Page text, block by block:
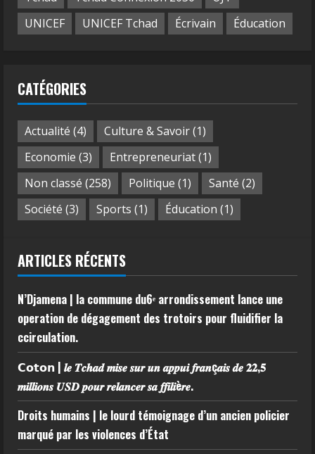
UNICEF
UNICEF Tchad Écrivain Éducation
CATÉGORIES
Actualité (4) Culture & Savoir(1)
Economie (3) Entrepreneuriat(1)
Non classé (258) Politique (1) Santé (2)
Société (3) Sports (1) Éducation (1)
ARTICLES RÉCENTS
N’Djamena | la commune du6ᵉ arrondissement lance une
operation de dégagement des trotoirs pour fluidifier la
ccirculation.
𝗖𝗼𝘁𝗼𝗻 | 𝒍𝒆 𝑻𝒄𝒉𝒂𝒅 𝒎𝒊𝒔𝒆 𝒔𝒖𝒓 𝒖𝒏 𝒂𝒑𝒑𝒖𝒊 𝒇𝒓𝒂𝒏ç𝒂𝒊𝒔 𝒅𝒆 𝟐𝟐,𝟓
𝒎𝒊𝒍𝒍𝒊𝒐𝒏𝒔 𝑼𝑺𝑫 𝒑𝒐𝒖𝒓 𝒓𝒆𝒍𝒂𝒏𝒄𝒆𝒓 𝒔𝒂 𝒇𝒇𝒊𝒍𝒊è𝒓𝒆.
Droits humains | le lourd témoignage d’un ancien policier
marqué par les violences d’État